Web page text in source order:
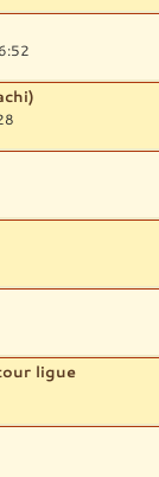
ligue